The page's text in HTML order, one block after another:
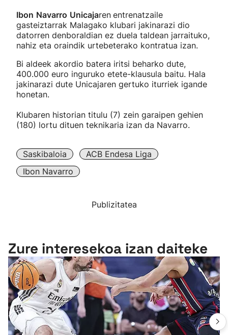
Ibon Navarro Unicajaren entrenatzaile
gasteiztarrak Malagako klubari jakinarazi dio
datorren denboraldian ez duela taldean jarraituko,
nahiz eta oraindik urtebeterako kontratua izan.
Bi aldeek akordio batera iritsi beharko dute,
400.000 euro inguruko etete-klausula baitu. Hala
jakinarazi dute Unicajaren gertuko iturriek igande
honetan.
Klubaren historian titulu (7) zein garaipen gehien
(180) lortu dituen teknikaria izan da Navarro.
Saskibaloia
ACB Endesa Liga
Ibon Navarro
Publizitatea
Zure interesekoa izan daiteke